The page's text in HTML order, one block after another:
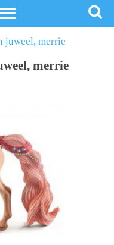
juweel, merrie
merrie